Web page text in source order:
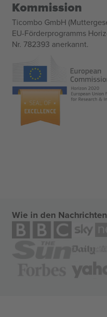
Kommission
Ticombo GmbH
EU-Förderprogramms
Nr. 782393 anerkannt.
Wie in den